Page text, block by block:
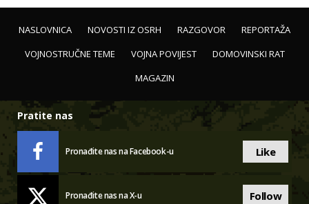
NASLOVNICA NOVOSTI IZ OSRH RAZGOVOR
REPORTAŽA
VOJNOSTRUČNE TEME
VOJNA POVIJEST
DOMOVINSKI RAT
MAGAZIN
Pratite nas
Pronađite nas na Facebook-u Like
Pronađite nas na X-u Follow